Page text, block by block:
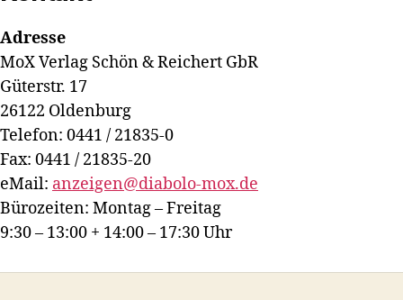
Adresse
MoX Verlag Schön & Reichert GbR
Güterstr. 17
26122 Oldenburg
Telefon: 0441 / 21835-0
Fax: 0441 / 21835-20
eMail: anzeigen@diabolo-mox.de
Bürozeiten: Montag – Freitag
9:30 – 13:00 + 14:00 – 17:30 Uhr